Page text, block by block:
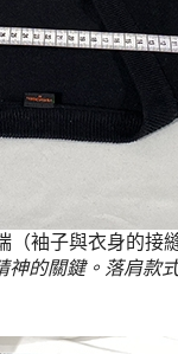
袖子與衣身的接
的關鍵。落肩款